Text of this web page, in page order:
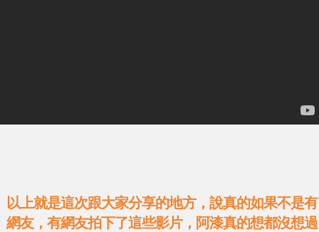
以上就是這次跟大家分享的地方，說真的如果不是有
網友，有網友拍下了這些影片，阿漆真的想都沒想過